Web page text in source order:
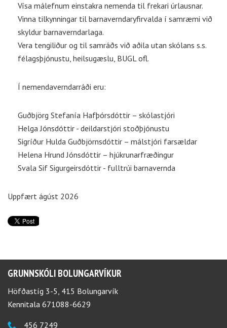
Vísa málefnum einstakra nemenda til frekari úrlausnar.
Vinna tilkynningar til barnaverndaryfirvalda í samræmi við
skyldur barnaverndarlaga.
Vera tengiliður og til samráðs við aðila utan skólans s.s.
félagsþjónustu, heilsugæslu, BUGL ofl.
Í nemendaverndarráði eru:
Guðbjörg Stefanía Hafþórsdóttir – skólastjóri
Helga Jónsdóttir - deildarstjóri stoðþjónustu
Sigríður Hulda Guðbjörnsdóttir – málstjóri farsældar
Helena Hrund Jónsdóttir – hjúkrunarfræðingur
Svala Sif Sigurgeirsdóttir - fulltrúi barnavernda
Uppfært ágúst 2026
GRUNNSKÓLI BOLUNGARVÍKUR
Höfðastíg 3-5, 415 Bolungarvík
Kennitala 671088-6629
456 7249